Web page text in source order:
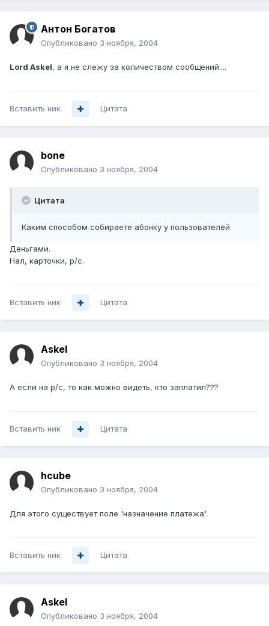
Антон Богатов
Опубликовано 3 ноября, 2004
Lord Askel, а я не слежу за количеством сообщений....
Вставить ник Цитата
bone
Опубликовано 3 ноября, 2004
Цитата
Каким способом собираете абонку у пользователей
Деньгами.
Нал, карточки, р/с.
Вставить ник Цитата
Askel
Опубликовано 3 ноября, 2004
А если на р/с, то как можно видеть, кто заплатил???
Вставить ник Цитата
hcube
Опубликовано 3 ноября, 2004
Для этого существует поле 'назначение платежа'.
Вставить ник Цитата
Askel
Опубликовано 3 ноября, 2004